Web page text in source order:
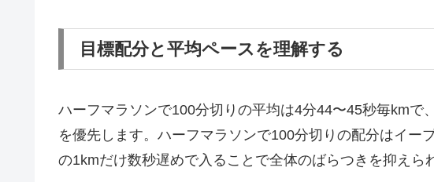
目標配分と平均ペースを理解する
ハーフマラソンで100分切りの平均は4分44〜45秒毎kmで
を優先します。ハーフマラソンで100分切りの配分はイー
の1kmだけ数秒遅めで入ることで全体のばらつきを抑えら